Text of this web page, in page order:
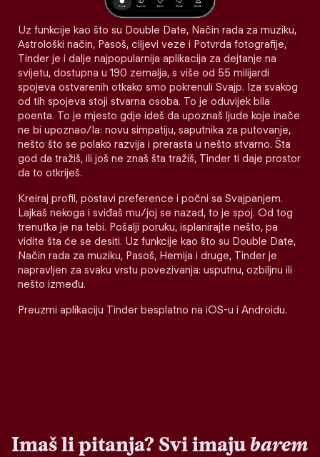
Uz funkcije kao što su Double Date, Način rada za muziku,
Astrološki način, Pasoš, ciljevi veze i Potvrda fotografije,
Tinder je i dalje najpopularnija aplikacija za dejtanje na
svijetu, dostupna u 190 zemalja, s više od 55 milijardi
spojeva ostvarenih otkako smo pokrenuli Svajp. Iza svakog
od tih spojeva stoji stvarna osoba. To je oduvijek bila
poenta. To je mjesto gdje ideš da upoznaš ljude koje inače
ne bi upoznao/la: novu simpatiju, saputnika za putovanje,
nešto što se polako razvija i prerasta u nešto stvarno. Šta
god da tražiš, ili još ne znaš šta tražiš, Tinder ti daje prostor
da to otkriješ.
Kreiraj profil, postavi preference i počni sa Svajpanjem.
Lajkaš nekoga i sviđaš mu/joj se nazad, to je spoj. Od tog
trenutka je na tebi. Pošalji poruku, isplanirajte nešto, pa
vidite šta će se desiti. Uz funkcije kao što su Double Date,
Način rada za muziku, Pasoš, Hemija i druge, Tinder je
napravljen za svaku vrstu povezivanja: usputnu, ozbiljnu ili
nešto između.
Preuzmi aplikaciju Tinder besplatno na iOS-u i Androidu.
Imaš li pitanja? Svi imaju barem